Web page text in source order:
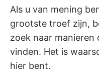
Als u van mening
grootste troef zijn,
zoek naar manieren
vinden. Het is
hier bent.